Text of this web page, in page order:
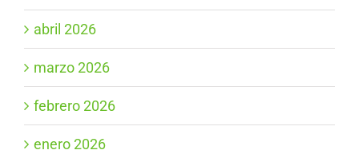
abril 2026
marzo 2026
febrero 2026
enero 2026